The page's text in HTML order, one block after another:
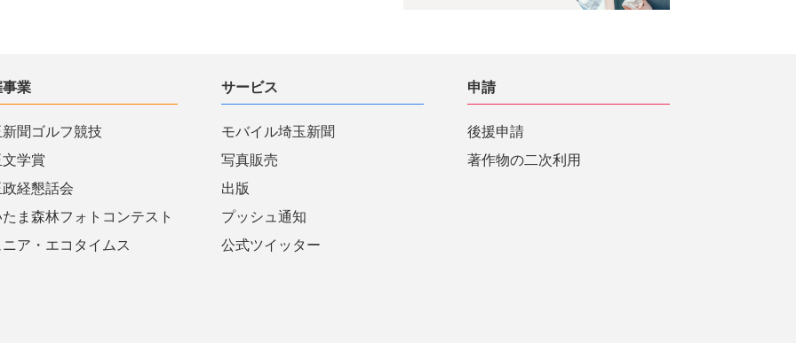
事業
聞ゴルフ競技
学賞
経懇話会
たま森林フォトコンテスト
ニア・エコタイムス
サービス
モバイル埼玉新聞
写真販売
出版
プッシュ通知
公式ツイッター
申請
後援申請
著作物の二次利用